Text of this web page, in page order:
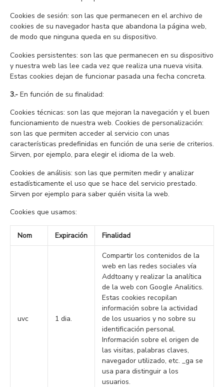
Cookies de sesión: son las que permanecen en el archivo de
cookies de su navegador hasta que abandona la página web,
de modo que ninguna queda en su dispositivo.
Cookies persistentes: son las que permanecen en su dispositivo
y nuestra web las lee cada vez que realiza una nueva visita.
Estas cookies dejan de funcionar pasada una fecha concreta.
3.- En función de su finalidad:
Cookies técnicas: son las que mejoran la navegación y el buen
funcionamiento de nuestra web. Cookies de personalización:
son las que permiten acceder al servicio con unas
características predefinidas en función de una serie de criterios.
Sirven, por ejemplo, para elegir el idioma de la web.
Cookies de análisis: son las que permiten medir y analizar
estadísticamente el uso que se hace del servicio prestado.
Sirven por ejemplo para saber quién visita la web.
Cookies que usamos:
Nom Expiración Finalidad
uvc 1 dia.
Compartir los contenidos de la
web en las redes sociales vía
Addtoany y realizar la analítica
de la web con Google Analitics.
Estas cookies recopilan
información sobre la actividad
de los usuarios y no sobre su
identificación personal.
Información sobre el origen de
las visitas, palabras claves,
navegador utilizado, etc. _ga se
usa para distinguir a los
usuarios.